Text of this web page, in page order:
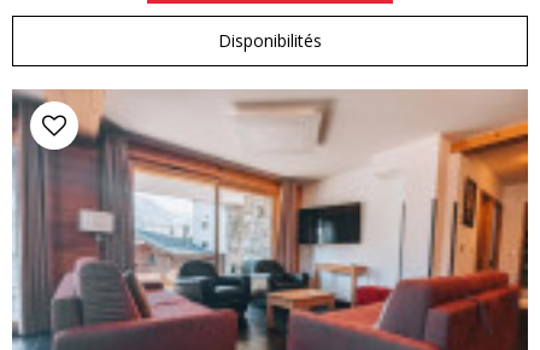
Disponibilités